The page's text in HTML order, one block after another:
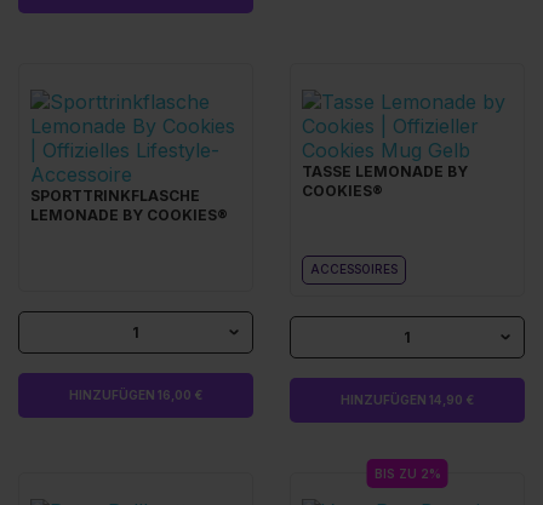
SPORTTRINKFLASCHE
LEMONADE BY COOKIES®
1
HINZUFÜGEN 16,00 €
TASSE LEMONADE BY
COOKIES®
ACCESSOIRES
1
HINZUFÜGEN 14,90 €
BIS ZU 2%